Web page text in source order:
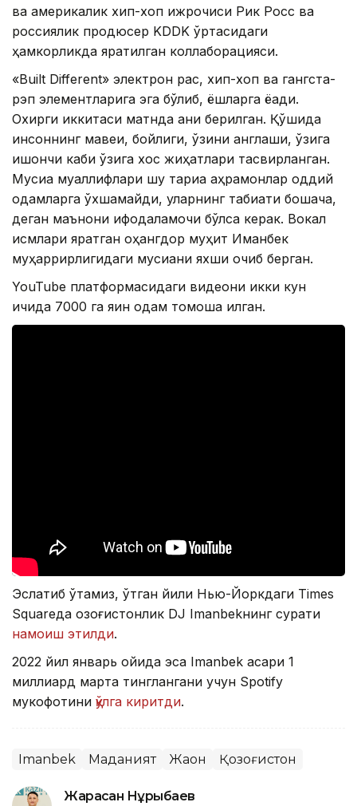
ва америкалик хип-хоп ижрочиси Рик Росс ва
россиялик продюсер KDDK ўртасидаги
ҳамкорликда яратилган коллаборацияси.
«Built Different» электрон рақс, хип-хоп ва гангста-
рэп элементларига эга бўлиб, ёшларга ёқади.
Охирги иккитаси матнда аниқ берилган. Қўшиқда
инсоннинг мавқеи, бойлиги, ўзини англаши, ўзига
ишончи каби ўзига хос жиҳатлари тасвирланган.
Мусиқа муаллифлари шу тариқа қаҳрамонлар оддий
одамларга ўхшамайди, уларнинг табиати бошқача,
деган маънони ифодаламоқчи бўлса керак. Вокал
қисмлари яратган оҳангдор муҳит Иманбек
муҳаррирлигидаги мусиқани яхши очиб берган.
YouTube платформасидаги видеони икки кун
ичида 7000 га яқин одам томоша қилган.
Эслатиб ўтамиз, ўтган йили Нью-Йоркдаги Times
Squareда қозоғистонлик DJ Imanbekнинг сурати
намоиш этилди.
2022 йил январь ойида эса Imanbek асари 1
миллиард марта тинглангани учун Spotify
мукофотини қўлга киритди.
Imanbek Маданият Жаҳон Қозоғистон
Жарасқан Нұрыбаев